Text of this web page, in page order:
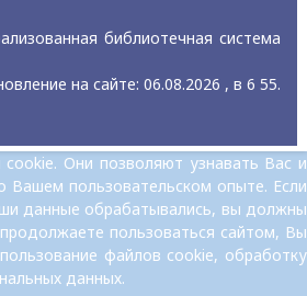
библиотечная система
на сайте: 06.08.2026 , в 6 55.
Они позволяют узнавать Вас и
пользовательском опыте. Если
данные обрабатывались, вы должны
пользоваться сайтом, Вы
файлов cookie, обработку
данных.